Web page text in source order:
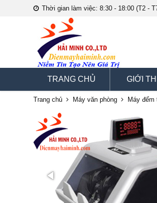
Thời gian làm việc: 8:30 - 18:00 (T2 -
TRANG CHỦ GIỚI
Trang chủ Máy văn phòng Máy đếm